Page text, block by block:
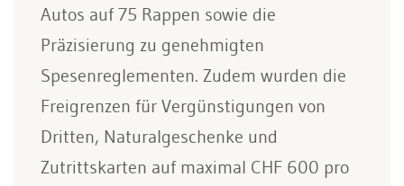
Autos auf 75 Rappen sowie die
Präzisierung zu genehmigten
Spesenreglementen. Zudem wurden die
Freigrenzen für Vergünstigungen von
Dritten, Naturalgeschenke und
Zutrittskarten auf maximal CHF 600 pro